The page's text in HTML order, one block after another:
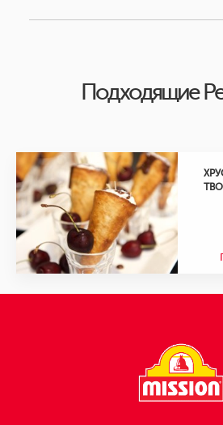
Подходящие